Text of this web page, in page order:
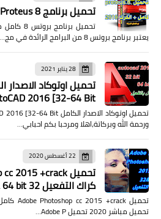
تحميل برنامج Proteus 8 كامل مع الكرك 2019
تحميل
يعتبر برنامج بروتس 8 من البرامج الرائدة في مج…
28 يناير 2021
2016 [32-64 Bit
ورحمة الله وبركاتة،اهلا ومرحبا بكم احبابي…
22 أغسطس 2020
كراك التفعيل 32 bit & 64 bit تحميل مباشر 2020
تحميل مباشر 2020 تحميل Adobe P…